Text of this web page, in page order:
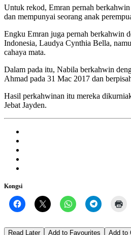
Untuk rekod, Emran pernah
dan mempunyai seorang anak
Engku Emran juga pernah berkahwin
Indonesia, Laudya Cynthia Bella,
cahaya mata.
Dalam pada itu, Nabila berkahwin
Ahmad pada 31 Mac 2017 dan
Hasil perkahwinan itu mereka
Jebat Jayden.
Kongsi
Read Later Add to Favourites Add to